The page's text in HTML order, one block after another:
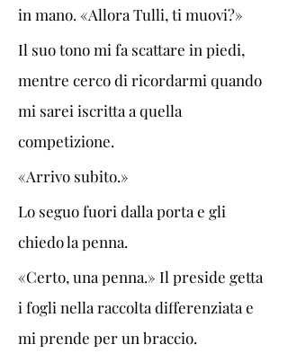
in mano. «Allora Tulli, ti muovi?»
Il suo tono mi fa scattare in piedi,
mentre cerco di ricordarmi quando
mi sarei iscritta a quella
competizione.
«Arrivo subito.»
Lo seguo fuori dalla porta e gli
chiedo la penna.
«Certo, una penna.» Il preside getta
i fogli nella raccolta differenziata e
mi prende per un braccio.